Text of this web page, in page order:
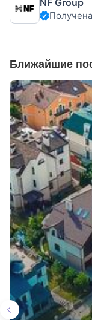
города шоссе, 1
Уникальный дом 1
NF Group
Ближайшие